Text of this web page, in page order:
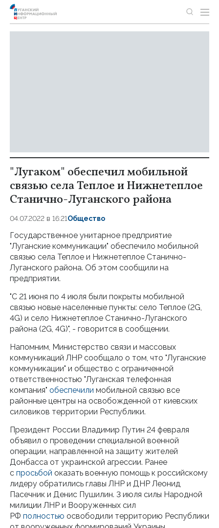
"Лугаком" обеспечил мобильной
связью села Теплое и Нижнетеплое
Станично-Луганского района
04.07.2022 в 16:21Общество
Государственное унитарное предприятие
"Луганские коммуникации" обеспечило мобильной
связью села Теплое и Нижнетеплое Станично-
Луганского района. Об этом сообщили на
предприятии.
"С 21 июня по 4 июля были покрыты мобильной
связью новые населенные пункты: село Теплое (2G,
4G) и село Нижнетеплое Станично-Луганского
района (2G, 4G)", - говорится в сообщении.
Напомним, Министерство связи и массовых
коммуникаций ЛНР сообщало о том, что "Луганские
коммуникации" и общество с ограниченной
ответственностью "Луганская телефонная
компания" обеспечили мобильной связью все
районные центры на освобожденной от киевских
силовиков территории Республики.
Президент России Владимир Путин 24 февраля
объявил о проведении специальной военной
операции, направленной на защиту жителей
Донбасса от украинской агрессии. Ранее
с просьбой оказать военную помощь к российскому
лидеру обратились главы ЛНР и ДНР Леонид
Пасечник и Денис Пушилин. 3 июля силы Народной
милиции ЛНР и Вооруженных сил
РФ полностью освободили территорию Республики